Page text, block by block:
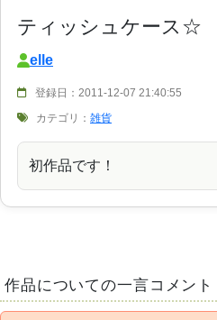
ティッシュケース☆
elle
登録日：2011-12-07 21:40:55
カテゴリ： 雑貨
初作品です！
作品についての一言コメント